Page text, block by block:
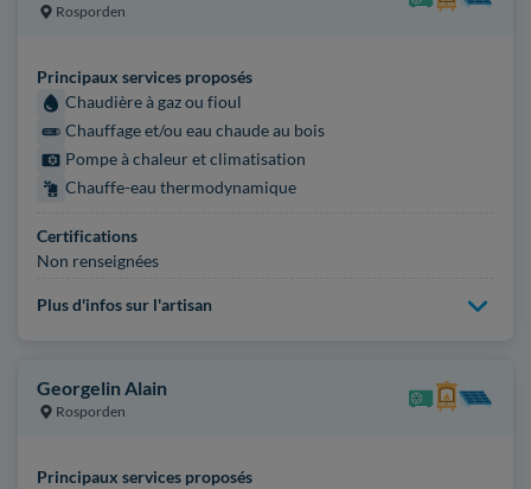
Rosporden
Principaux services proposés
Chaudière à gaz ou fioul
Chauffage et/ou eau chaude au bois
Pompe à chaleur et climatisation
Chauffe-eau thermodynamique
Certifications
Non renseignées
Plus d'infos sur l'artisan
Georgelin Alain
Rosporden
Principaux services proposés